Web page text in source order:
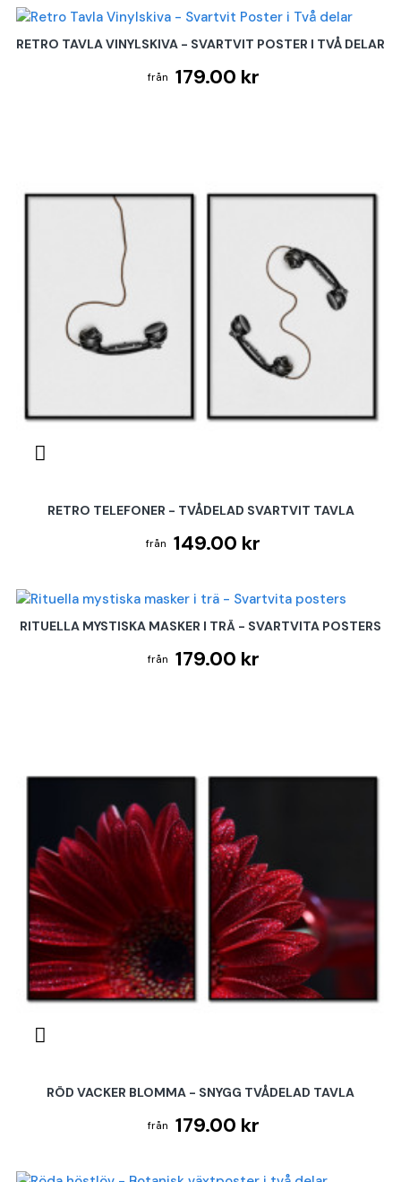
RETRO TAVLA VINYLSKIVA - SVARTVIT POSTER I TVÅ DELAR
179.00 kr
RETRO TELEFONER - TVÅDELAD SVARTVIT TAVLA
149.00 kr
RITUELLA MYSTISKA MASKER I TRÄ - SVARTVITA POSTERS
179.00 kr
RÖD VACKER BLOMMA - SNYGG TVÅDELAD TAVLA
179.00 kr